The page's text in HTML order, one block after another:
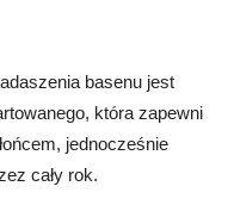
basenu jest
która zapewni
jednocześnie
cały rok.